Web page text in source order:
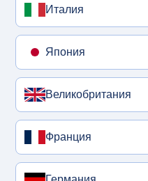
Италия
Япония
Великобритания
Франция